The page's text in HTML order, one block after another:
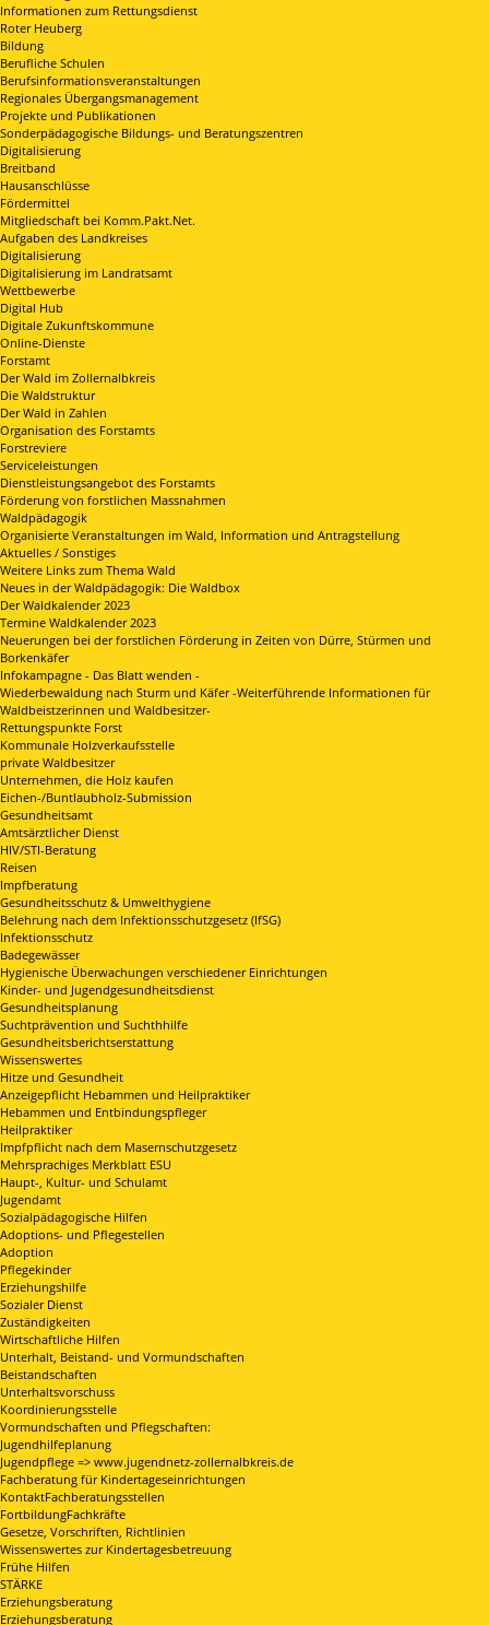
Informationen zum Rettungsdienst
Roter Heuberg
Bildung
Berufliche Schulen
Berufsinformationsveranstaltungen
Regionales Übergangsmanagement
Projekte und Publikationen
Sonderpädagogische Bildungs- und Beratungszentren
Digitalisierung
Breitband
Hausanschlüsse
Fördermittel
Mitgliedschaft bei Komm.Pakt.Net.
Aufgaben des Landkreises
Digitalisierung
Digitalisierung im Landratsamt
Wettbewerbe
Digital Hub
Digitale Zukunftskommune
Online-Dienste
Forstamt
Der Wald im Zollernalbkreis
Die Waldstruktur
Der Wald in Zahlen
Organisation des Forstamts
Forstreviere
Serviceleistungen
Dienstleistungsangebot des Forstamts
Förderung von forstlichen Massnahmen
Waldpädagogik
Organisierte Veranstaltungen im Wald, Information und Antragstellung
Aktuelles / Sonstiges
Weitere Links zum Thema Wald
Neues in der Waldpädagogik: Die Waldbox
Der Waldkalender 2023
Termine Waldkalender 2023
Neuerungen bei der forstlichen Förderung in Zeiten von Dürre, Stürmen und
Borkenkäfer
Infokampagne - Das Blatt wenden -
Wiederbewaldung nach Sturm und Käfer -Weiterführende Informationen für
Waldbeistzerinnen und Waldbesitzer-
Rettungspunkte Forst
Kommunale Holzverkaufsstelle
private Waldbesitzer
Unternehmen, die Holz kaufen
Eichen-/Buntlaubholz-Submission
Gesundheitsamt
Amtsärztlicher Dienst
HIV/STI-Beratung
Reisen
Impfberatung
Gesundheitsschutz & Umwelthygiene
Belehrung nach dem Infektionsschutzgesetz (IfSG)
Infektionsschutz
Badegewässer
Hygienische Überwachungen verschiedener Einrichtungen
Kinder- und Jugendgesundheitsdienst
Gesundheitsplanung
Suchtprävention und Suchthhilfe
Gesundheitsberichtserstattung
Wissenswertes
Hitze und Gesundheit
Anzeigepflicht Hebammen und Heilpraktiker
Hebammen und Entbindungspfleger
Heilpraktiker
Impfpflicht nach dem Masernschutzgesetz
Mehrsprachiges Merkblatt ESU
Haupt-, Kultur- und Schulamt
Jugendamt
Sozialpädagogische Hilfen
Adoptions- und Pflegestellen
Adoption
Pflegekinder
Erziehungshilfe
Sozialer Dienst
Zuständigkeiten
Wirtschaftliche Hilfen
Unterhalt, Beistand- und Vormundschaften
Beistandschaften
Unterhaltsvorschuss
Koordinierungsstelle
Vormundschaften und Pflegschaften:
Jugendhilfeplanung
Jugendpflege => www.jugendnetz-zollernalbkreis.de
Fachberatung für Kindertageseinrichtungen
KontaktFachberatungsstellen
FortbildungFachkräfte
Gesetze, Vorschriften, Richtlinien
Wissenswertes zur Kindertagesbetreuung
Frühe Hilfen
STÄRKE
Erziehungsberatung
Erziehungsberatung